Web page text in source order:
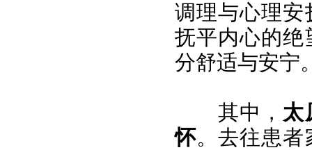
调理与心理安
抚平内心的绝
分舒适与安宁
其中， 太
怀。去往患